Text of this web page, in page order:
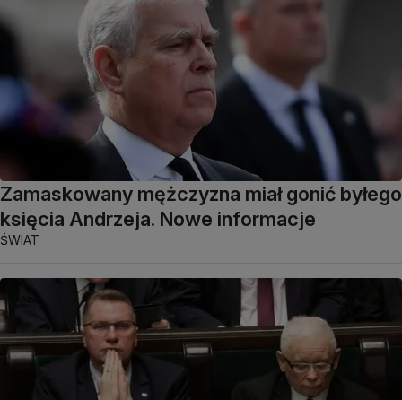
Zamaskowany mężczyzna miał gonić byłego
księcia Andrzeja. Nowe informacje
ŚWIAT